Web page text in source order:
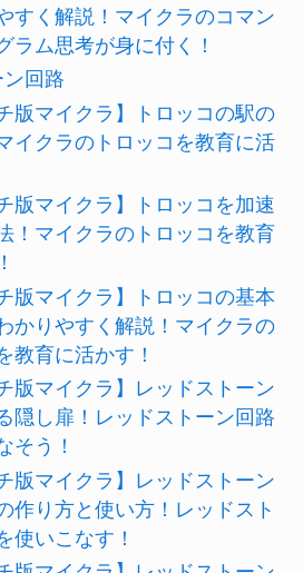
すく解説！マイクラのコマン
ラム思考が身に付く！
回路
版マイクラ】トロッコの駅の
イクラのトロッコを教育に活
版マイクラ】トロッコを加速
！マイクラのトロッコを教育
版マイクラ】トロッコの基本
かりやすく解説！マイクラの
教育に活かす！
版マイクラ】レッドストーン
隠し扉！レッドストーン回路
そう！
版マイクラ】レッドストーン
作り方と使い方！レッドスト
使いこなす！